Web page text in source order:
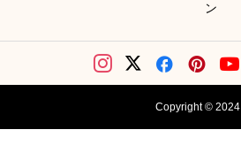
ン
Copyright © 2024